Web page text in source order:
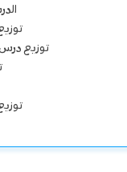
توزيع